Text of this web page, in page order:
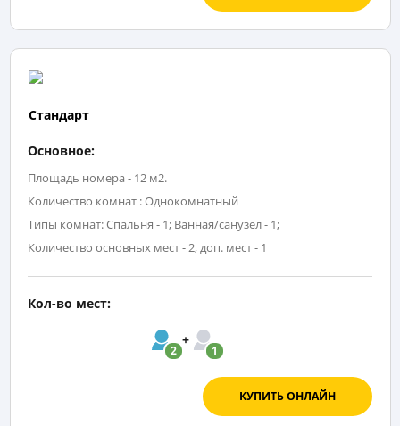
Стандарт
Основное:
Площадь номера - 12 м2.
Количество комнат : Однокомнатный
Типы комнат: Спальня - 1; Ванная/санузел - 1;
Количество основных мест - 2, доп. мест - 1
Кол-во мест:
2 1
КУПИТЬ ОНЛАЙН